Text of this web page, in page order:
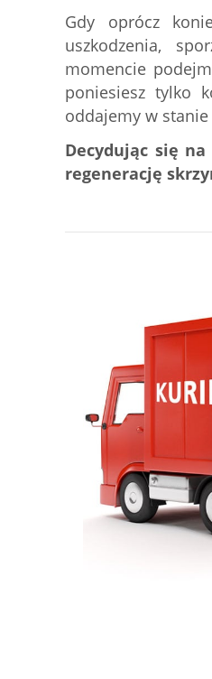
Gdy oprócz
uszkodzenia,
momencie
poniesiesz tylko
oddajemy w stanie
Decydując się
regenerację